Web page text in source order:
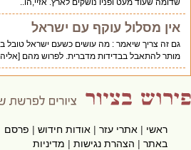
שדומה שעוד מעט ופניו נושקים לארץ. אזיי,הו..
אין מסלול עוקף עם ישראל
גם זה צריך שיאמר : מה עושים כשעם ישראל טובל
מותר להתאבל בבדידות מדברית. לפרוש מהם [אליהו
ראשי|אתרי עזר|אודות חידוש|פרסם
באתר|הצהרת נגישות|מדיניות